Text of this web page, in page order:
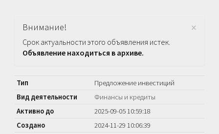
×
Внимание!
Срок актуальности этого объявления истек.
Объявление находиться в архиве.
Тип
Предложение инвестиций
Вид деятельности
Финансы и кредиты
Активно до
2025-09-05 10:59:18
Создано
2024-11-29 10:06:39